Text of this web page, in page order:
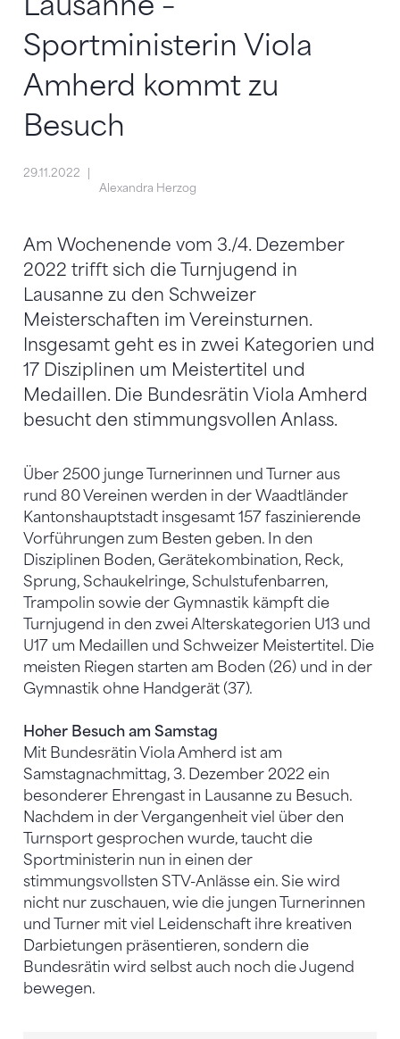
Sportministerin Viola
Amherd kommt zu
Besuch
29.11.2022
Alexandra Herzog
Am Wochenende vom 3./4. Dezember
2022 trifft sich die Turnjugend in
Lausanne zu den Schweizer
Meisterschaften im Vereinsturnen.
Insgesamt geht es in zwei Kategorien und
17 Disziplinen um Meistertitel und
Medaillen. Die Bundesrätin Viola Amherd
besucht den stimmungsvollen Anlass.
Über 2500 junge Turnerinnen und Turner aus
rund 80 Vereinen werden in der Waadtländer
Kantonshauptstadt insgesamt 157 faszinierende
Vorführungen zum Besten geben. In den
Disziplinen Boden, Gerätekombination, Reck,
Sprung, Schaukelringe, Schulstufenbarren,
Trampolin sowie der Gymnastik kämpft die
Turnjugend in den zwei Alterskategorien U13 und
U17 um Medaillen und Schweizer Meistertitel. Die
meisten Riegen starten am Boden (26) und in der
Gymnastik ohne Handgerät (37).
Hoher Besuch am Samstag
Mit Bundesrätin Viola Amherd ist am
Samstagnachmittag, 3. Dezember 2022 ein
besonderer Ehrengast in Lausanne zu Besuch.
Nachdem in der Vergangenheit viel über den
Turnsport gesprochen wurde, taucht die
Sportministerin nun in einen der
stimmungsvollsten STV-Anlässe ein. Sie wird
nicht nur zuschauen, wie die jungen Turnerinnen
und Turner mit viel Leidenschaft ihre kreativen
Darbietungen präsentieren, sondern die
Bundesrätin wird selbst auch noch die Jugend
bewegen.